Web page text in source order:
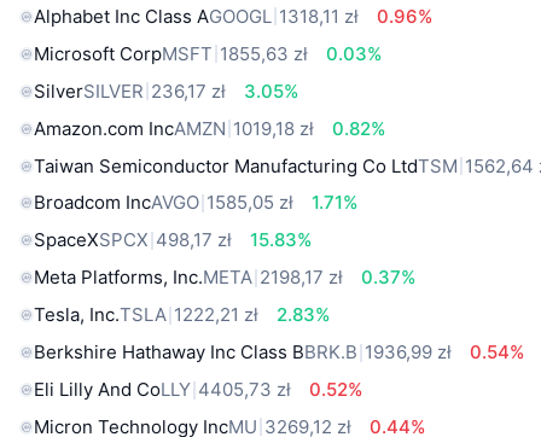
Alphabet Inc Class AGOOGL 1318,11 zł
0.96%
Microsoft CorpMSFT 1855,63 zł
0.03%
SilverSILVER 236,17 zł
3.05%
Amazon.com IncAMZN 1019,18 zł
0.82%
Taiwan Semiconductor Manufacturing Co LtdTSM 1562,64
Broadcom IncAVGO 1585,05 zł
1.71%
SpaceXSPCX 498,17 zł
15.83%
Meta Platforms, Inc.META 2198,17 zł
0.37%
Tesla, Inc.TSLA 1222,21 zł
2.83%
Berkshire Hathaway Inc Class BBRK.B 1936,99 zł
0.54%
Eli Lilly And CoLLY 4405,73 zł
0.52%
Micron Technology IncMU 3269,12 zł
0.44%